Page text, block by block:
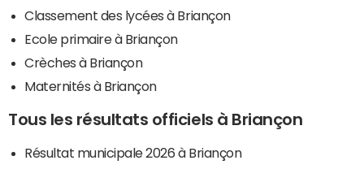
Classement des lycées à Briançon
Ecole primaire à Briançon
Crèches à Briançon
Maternités à Briançon
Tous les résultats officiels à Briançon
Résultat municipale 2026 à Briançon